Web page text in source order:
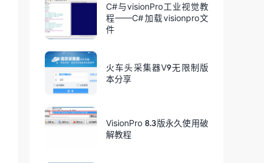
C#与visionPro工业视觉教
程——C#加载visionpro文
件
火车头采集器V9无限制版
本分享
VisionPro 8.3版永久使用破
解教程